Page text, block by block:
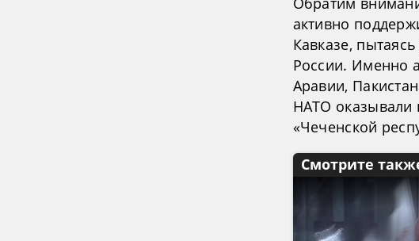
активно
Кавказе,
России. Именно
Аравии,
НАТО оказывали
«Чеченской
Смотрите